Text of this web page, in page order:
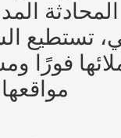
المحادثة
تستطيع
فورًا